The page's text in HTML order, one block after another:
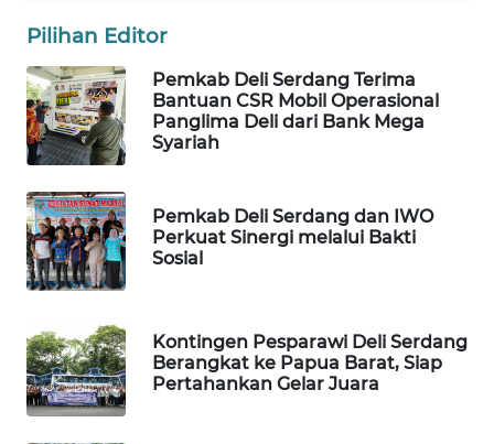
Pilihan Editor
Pemkab Deli Serdang Terima
Bantuan CSR Mobil Operasional
Panglima Deli dari Bank Mega
Syariah
Pemkab Deli Serdang dan IWO
Perkuat Sinergi melalui Bakti
Sosial
Kontingen Pesparawi Deli Serdang
Berangkat ke Papua Barat, Siap
Pertahankan Gelar Juara
PORTAL
KONSUMEN
FORWAMKI
FORJASIDA
SITUNGIR
NEWS